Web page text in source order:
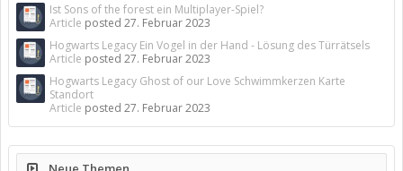
Ist Sons of the forest ein Multiplayer-Spiel?
Article posted 27. Februar 2023
Hogwarts Legacy Ein Vogel in der Hand - Lösung des Türrätsels
Article posted 27. Februar 2023
Hogwarts Legacy Ghost of our Love Schwimmkerzen Karte
Standort
Article posted 27. Februar 2023